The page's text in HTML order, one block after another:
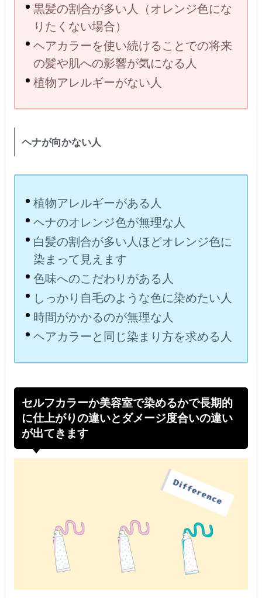
黒髪の割合が多い人（オレンジ色にな
りたくない場合）
ヘアカラーを使い続けることでの将来
の髪や肌への影響が気になる人
植物アレルギーがない人
ヘナが向かない人
植物アレルギーがある人
ヘナのオレンジ色が無理な人
白髪の割合が多い人ほどオレンジ色に
染まって見えます
色味へのこだわりがある人
しっかり自毛のような色に染めたい人
時間がかかるのが無理な人
ヘアカラーと同じ染まり方を求める人
セルフカラーか美容室で染めるかで長期的
に仕上がりの違いとダメージ度合いの違い
が出てきます